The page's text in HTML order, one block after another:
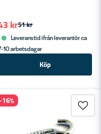
51 kr
kr
Leveranstid ifrån leverantör ca
10 arbetsdagar
Köp